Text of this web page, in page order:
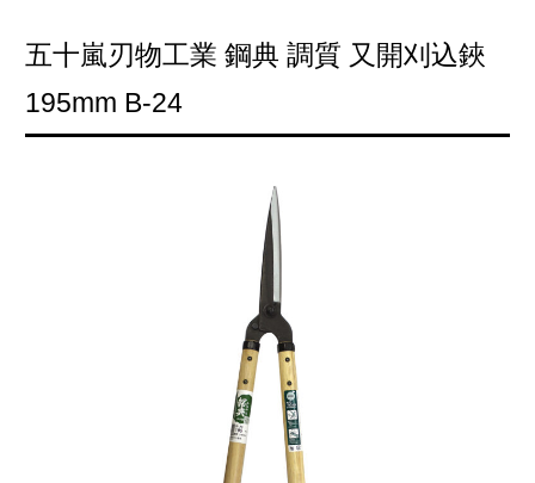
五十嵐刃物工業 鋼典 調質 又開刈込鋏
195mm B-24